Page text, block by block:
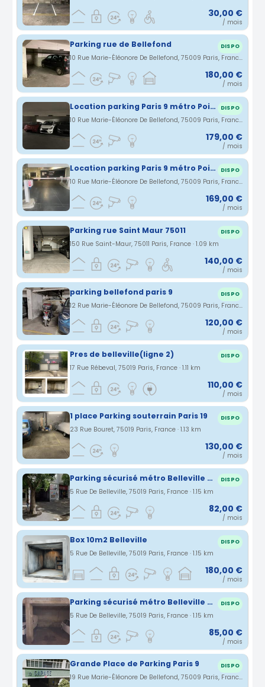
30,00 €
/ mois
Parking rue de Bellefond DISPO
10 Rue Marie-Éléonore De Bellefond, 75009 Paris, France · 1.08 km
180,00 €
/ mois
Location parking Paris 9 métro Poissonnière DISPO
10 Rue Marie-Éléonore De Bellefond, 75009 Paris, France · 1.08 km
179,00 €
/ mois
Location parking Paris 9 métro Poissonnière DISPO
10 Rue Marie-Éléonore De Bellefond, 75009 Paris, France · 1.08 km
169,00 €
/ mois
Parking rue Saint Maur 75011 DISPO
150 Rue Saint-Maur, 75011 Paris, France · 1.09 km
140,00 €
/ mois
parking bellefond paris 9 DISPO
12 Rue Marie-Éléonore De Bellefond, 75009 Paris, France · 1.1 km
120,00 €
/ mois
Pres de belleville(ligne 2) DISPO
17 Rue Rébeval, 75019 Paris, France · 1.11 km
110,00 €
/ mois
1 place Parking souterrain Paris 19 DISPO
23 Rue Bouret, 75019 Paris, France · 1.13 km
130,00 €
/ mois
Parking sécurisé métro Belleville 75019 DISPO
5 Rue De Belleville, 75019 Paris, France · 1.15 km
82,00 €
/ mois
Box 10m2 Belleville DISPO
5 Rue De Belleville, 75019 Paris, France · 1.15 km
180,00 €
/ mois
Parking sécurisé métro Belleville 75019 DISPO
5 Rue De Belleville, 75019 Paris, France · 1.15 km
85,00 €
/ mois
Grande Place de Parking Paris 9 DISPO
19 Rue Marie-Éléonore De Bellefond, 75009 Paris, France · 1.15 km